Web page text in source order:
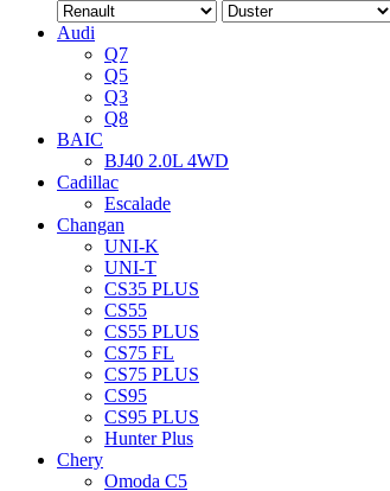
Audi
Q7
Q5
Q3
Q8
BAIC
BJ40 2.0L 4WD
Cadillac
Escalade
Changan
UNI-K
UNI-T
CS35 PLUS
CS55
CS55 PLUS
CS75 FL
CS75 PLUS
CS95
CS95 PLUS
Hunter Plus
Chery
Omoda C5